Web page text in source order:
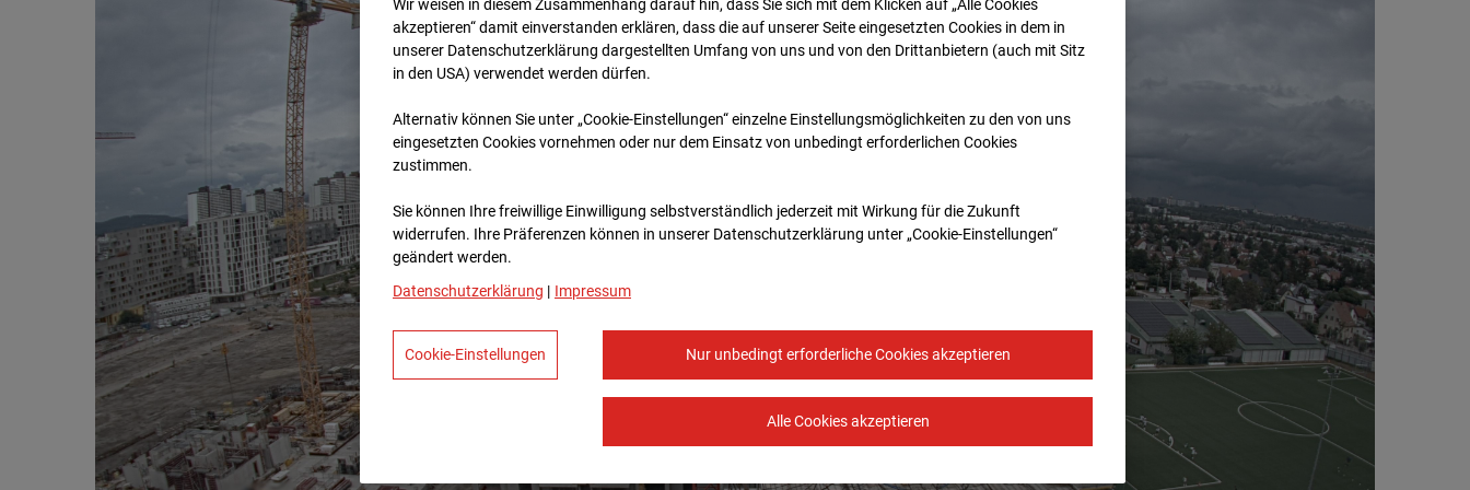
Wir weisen in diesem Zusammenhang darauf hin, dass Sie sich mit dem Klicken auf „Alle Cookies
akzeptieren“ damit ein­ver­standen erklären, dass die auf unserer Seite eingesetzten Cookies in dem in
unserer Datenschutzerklärung dargestellten Umfang von uns und von den Drittanbietern (auch mit Sitz
in den USA) verwendet werden dürfen.
Alternativ können Sie unter „Cookie-Einstellungen“ einzelne Einstellungsmöglichkeiten zu den von uns
eingesetzten Cookies vornehmen oder nur dem Einsatz von unbedingt erforderlichen Cookies
zustimmen.
Sie können Ihre freiwillige Einwilligung selbstverständlich jederzeit mit Wirkung für die Zukunft
widerrufen. Ihre Prä­fe­renzen können in unserer Datenschutzerklärung unter „Cookie-Einstellungen“
geändert werden.
Datenschutzerklärung | Impressum
Nur unbedingt erforderliche Cookies akzeptieren
Alle Cookies akzeptieren
Cookie-Einstellungen